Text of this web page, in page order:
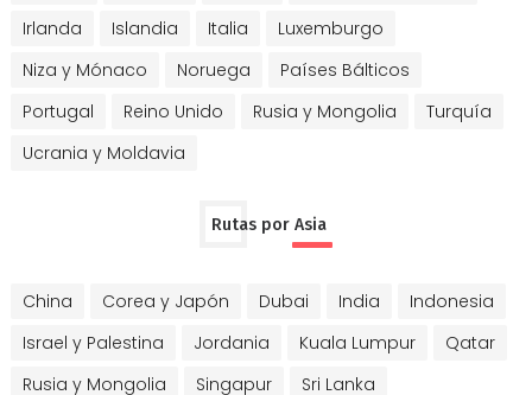
Irlanda
Islandia Italia
Luxemburgo
Niza y Mónaco
Noruega
Países Bálticos
Portugal
Reino Unido Rusia y Mongolia
Turquía
Ucrania y Moldavia
Rutas por Asia
China Corea y Japón Dubai India
Indonesia
Israel y Palestina
Jordania Kuala Lumpur
Qatar
Rusia y Mongolia
Singapur
Sri Lanka